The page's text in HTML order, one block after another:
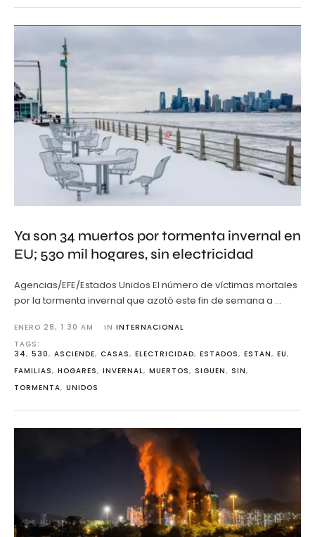
Ya son 34 muertos por tormenta invernal en
EU; 530 mil hogares, sin electricidad
Agencias/EFE/Estados Unidos El número de víctimas mortales
por la tormenta invernal que azotó este fin de semana a …
ENERO 28, 1:30 AM IN INTERNACIONAL
TAGS:
34, 530, ASCIENDE, CASAS, ELECTRICIDAD, ESTADOS, ESTAN, EU,
FAMILIAS, HOGARES, INVERNAL, MUERTOS, SIGUEN, SIN,
TORMENTA, UNIDOS